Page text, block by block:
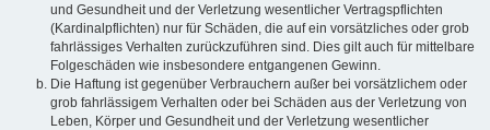
und Gesundheit und der Verletzung wesentlicher Vertragspflichten
(Kardinalpflichten) nur für Schäden, die auf ein vorsätzliches oder grob
fahrlässiges Verhalten zurückzuführen sind. Dies gilt auch für mittelbare
Folgeschäden wie insbesondere entgangenen Gewinn.
Die Haftung ist gegenüber Verbrauchern außer bei vorsätzlichem oder
grob fahrlässigem Verhalten oder bei Schäden aus der Verletzung von
Leben, Körper und Gesundheit und der Verletzung wesentlicher